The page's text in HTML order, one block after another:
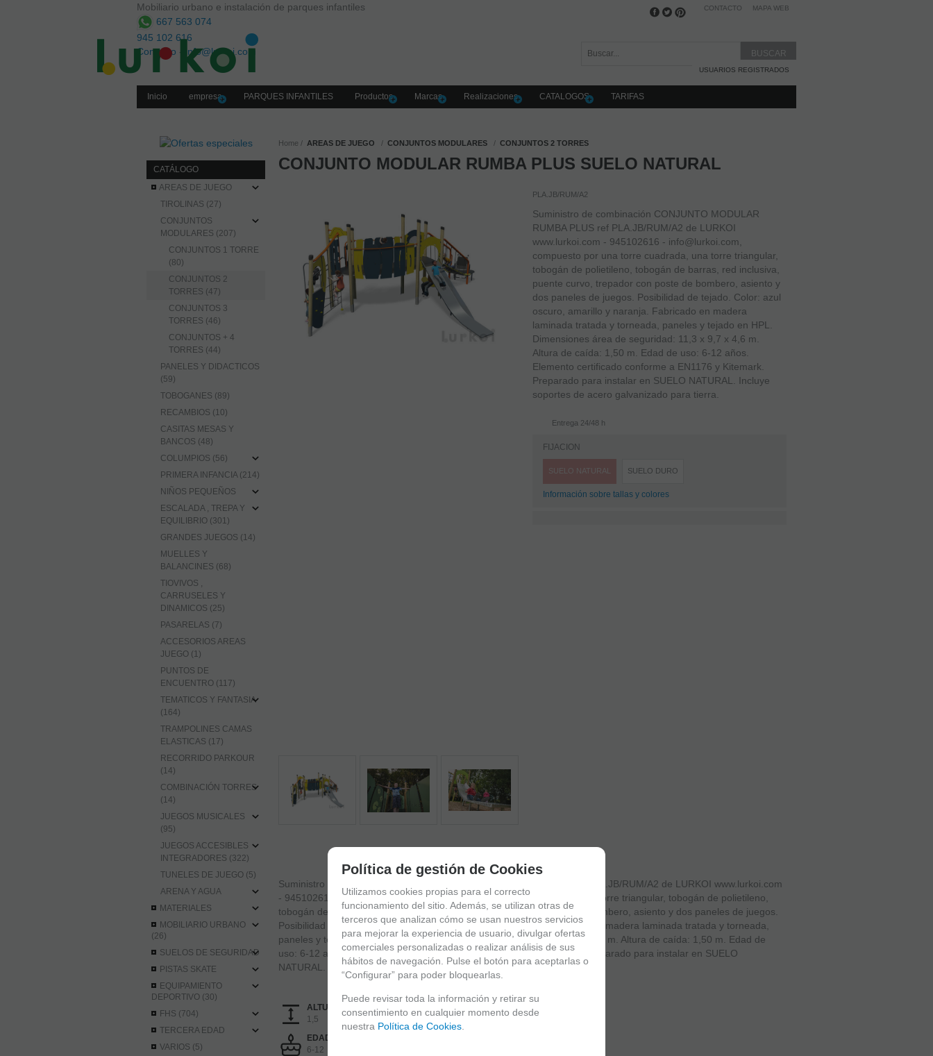
Mobiliario urbano e instalación de parques infantiles
667 563 074
945 102 616
Contacto - info@lurkoi.com
USUARIOS REGISTRADOS
CONTACTO MAPA WEB
Inicio empresa PARQUES INFANTILES Productos Marcas Realizaciones CATALOGOS TARIFAS
CATÁLOGO
AREAS DE JUEGO
TIROLINAS (27)
CONJUNTOS
MODULARES (207)
CONJUNTOS 1 TORRE
(80)
CONJUNTOS 2
TORRES (47)
CONJUNTOS 3
TORRES (46)
CONJUNTOS + 4
TORRES (44)
PANELES Y DIDACTICOS
(59)
TOBOGANES (89)
RECAMBIOS (10)
CASITAS MESAS Y
BANCOS (48)
COLUMPIOS (56)
PRIMERA INFANCIA (214)
NIÑOS PEQUEÑOS
ESCALADA , TREPA Y
EQUILIBRIO (301)
GRANDES JUEGOS (14)
MUELLES Y
BALANCINES (68)
TIOVIVOS ,
CARRUSELES Y
DINAMICOS (25)
PASARELAS (7)
ACCESORIOS AREAS
JUEGO (1)
PUNTOS DE
ENCUENTRO (117)
TEMATICOS Y FANTASIA
(164)
TRAMPOLINES CAMAS
ELASTICAS (17)
RECORRIDO PARKOUR
(14)
COMBINACIÓN TORRES
(14)
JUEGOS MUSICALES
(95)
JUEGOS ACCESIBLES
INTEGRADORES (322)
TUNELES DE JUEGO (5)
ARENA Y AGUA
MATERIALES
MOBILIARIO URBANO
(26)
SUELOS DE SEGURIDAD
PISTAS SKATE
EQUIPAMIENTO
DEPORTIVO (30)
FHS (704)
TERCERA EDAD
VARIOS (5)
Home AREAS DE JUEGO CONJUNTOS MODULARES CONJUNTOS 2 TORRES
CONJUNTO MODULAR RUMBA PLUS SUELO NATURAL
PLA.JB/RUM/A2
Suministro de combinación CONJUNTO MODULAR
RUMBA PLUS ref PLA.JB/RUM/A2 de LURKOI
www.lurkoi.com - 945102616 - info@lurkoi.com,
compuesto por una torre cuadrada, una torre triangular,
tobogán de polietileno, tobogán de barras, red inclusiva,
puente curvo, trepador con poste de bombero, asiento y
dos paneles de juegos. Posibilidad de tejado. Color: azul
oscuro, amarillo y naranja. Fabricado en madera
laminada tratada y torneada, paneles y tejado en HPL.
Dimensiones área de seguridad: 11,3 x 9,7 x 4,6 m.
Altura de caída: 1,50 m. Edad de uso: 6-12 años.
Elemento certificado conforme a EN1176 y Kitemark.
Preparado para instalar en SUELO NATURAL. Incluye
soportes de acero galvanizado para tierra.
Entrega 24/48 h
FIJACION
SUELO NATURAL SUELO DURO
Información sobre tallas y colores
Suministro de combinación CONJUNTO MODULAR RUMBA PLUS ref PLA.JB/RUM/A2 de LURKOI www.lurkoi.com
- 945102616 - info@lurkoi.com, compuesto por una torre cuadrada, una torre triangular, tobogán de polietileno,
tobogán de barras, red inclusiva, puente curvo, trepador con poste de bombero, asiento y dos paneles de juegos.
Posibilidad de tejado. Color: azul oscuro, amarillo y naranja. Fabricado en madera laminada tratada y torneada,
paneles y tejado en HPL. Dimensiones área de seguridad: 11,3 x 9,7 x 4,6 m. Altura de caída: 1,50 m. Edad de
uso: 6-12 años. Elemento certificado conforme a EN1176 y Kitemark. Preparado para instalar en SUELO
NATURAL. Incluye soportes de acero galvanizado para tierra.
ALTURA LIBRE DE CAÍDA (M)
1,5
EDAD DE USO - RECOMENDADO (AÑOS)
6-12
Política de gestión de Cookies
Utilizamos cookies propias para el correcto
funcionamiento del sitio. Además, se utilizan otras de
terceros que analizan cómo se usan nuestros servicios
para mejorar la experiencia de usuario, divulgar ofertas
comerciales personalizadas o realizar análisis de sus
hábitos de navegación. Pulse el botón para aceptarlas o
“Configurar” para poder bloquearlas.
Puede revisar toda la información y retirar su
consentimiento en cualquier momento desde
nuestra Política de Cookies